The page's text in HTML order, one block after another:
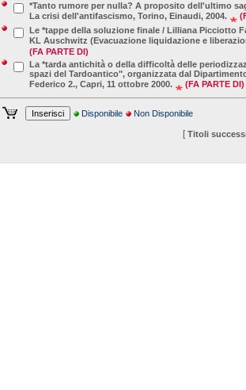
*Tanto rumore per nulla? A proposito dell'ultimo
La crisi dell'antifascismo, Torino, Einaudi, 2004.
Le *tappe della soluzione finale / Lilliana Picciotto
KL Auschwitz (Evacuazione liquidazione e
(FA PARTE DI)
La *tarda antichità o della difficoltà delle
spazi del Tardoantico", organizzata dal
Federico 2., Capri, 11 ottobre 2000.
(FA PARTE DI)
Disponibile Non Disponibile
[Titoli